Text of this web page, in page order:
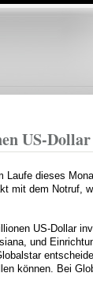
US-Dollar
dieses
mit dem Notruf,
US-Dollar
und
können. Bei